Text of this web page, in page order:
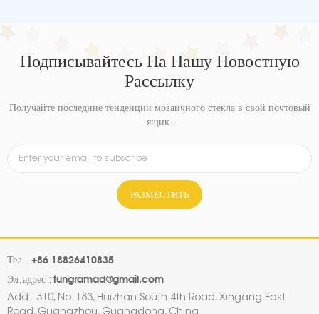
Подписывайтесь На Нашу Новостную
Рассылку
Получайте последние тенденции мозаичного стекла в свой почтовый
ящик.
РАЗМЕСТИТЬ
Тел. : +86 18826410835
Эл. адрес : fungramad@gmail.com
Add : 310, No. 183, Huizhan South 4th Road, Xingang East